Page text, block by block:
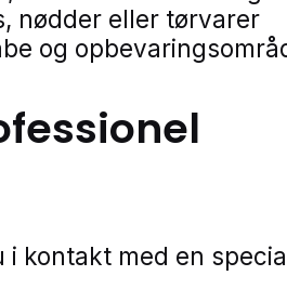
nødder eller tørvarer
og
i kontakt med en